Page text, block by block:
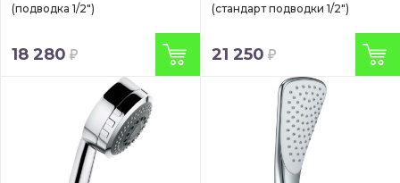
(подводка 1/2")
18 280
(стандарт подводки 1/2")
21 250